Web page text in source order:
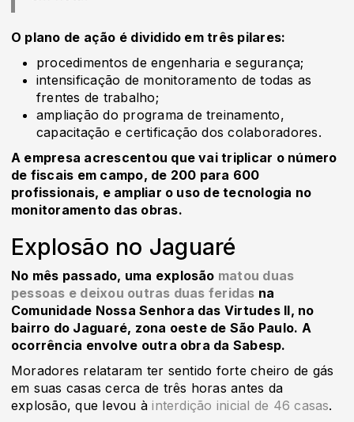
O plano de ação é dividido em três pilares:
procedimentos de engenharia e segurança;
intensificação de monitoramento de todas as
frentes de trabalho;
ampliação do programa de treinamento,
capacitação e certificação dos colaboradores.
A empresa acrescentou que vai triplicar o número
de fiscais em campo, de 200 para 600
profissionais, e ampliar o uso de tecnologia no
monitoramento das obras.
Explosão no Jaguaré
No mês passado, uma explosão matou duas
pessoas e deixou outras duas feridas na
Comunidade Nossa Senhora das Virtudes II, no
bairro do Jaguaré, zona oeste de São Paulo. A
ocorrência envolve outra obra da Sabesp.
Moradores relataram ter sentido forte cheiro de gás
em suas casas cerca de três horas antes da
explosão, que levou àinterdição inicial de 46 casas.